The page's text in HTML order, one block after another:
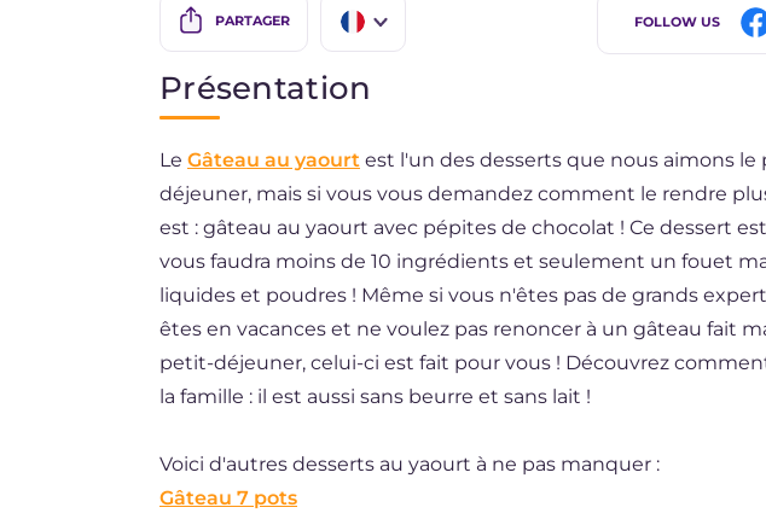
PARTAGER
DE
BR
NL
FOLLOW US
Présentation
Le Gâteau au yaourt est l'un des desserts que nous aimons
déjeuner, mais si vous vous demandez comment le rendre
est : gâteau au yaourt avec pépites de chocolat ! Ce dessert
vous faudra moins de 10 ingrédients et seulement un fouet
liquides et poudres ! Même si vous n'êtes pas de grands
êtes en vacances et ne voulez pas renoncer à un gâteau fait
petit-déjeuner, celui-ci est fait pour vous ! Découvrez
la famille : il est aussi sans beurre et sans lait !
Voici d'autres desserts au yaourt à ne pas manquer :
Gâteau 7 pots